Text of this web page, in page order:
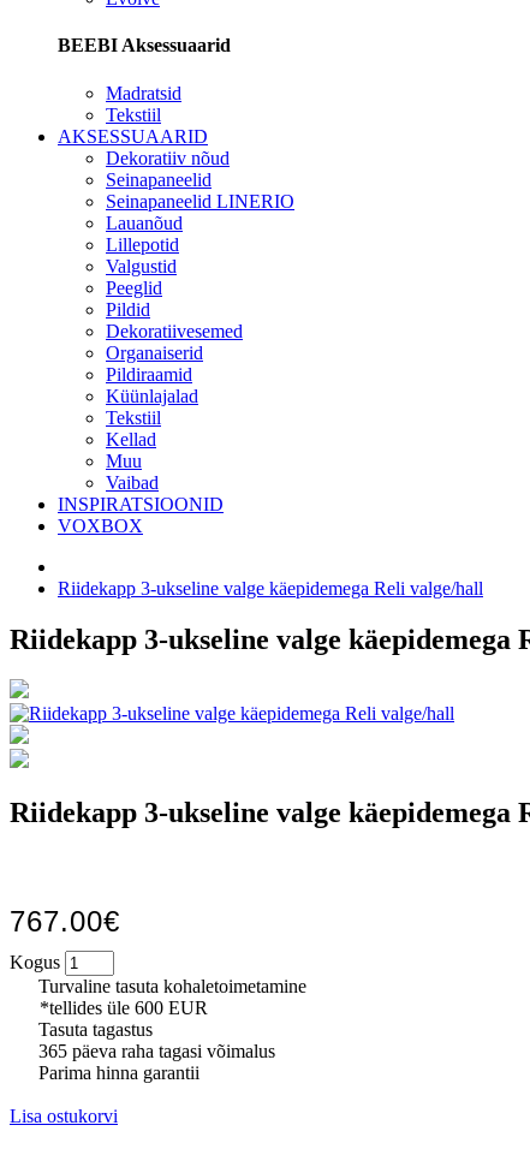
BEEBI Aksessuaarid
Madratsid
Tekstiil
AKSESSUAARID
Dekoratiiv nõud
Seinapaneelid
Seinapaneelid LINERIO
Lauanõud
Lillepotid
Valgustid
Peeglid
Pildid
Dekoratiivesemed
Organaiserid
Pildiraamid
Küünlajalad
Tekstiil
Kellad
Muu
Vaibad
INSPIRATSIOONID
VOXBOX
Riidekapp 3-ukseline valge käepidemega Reli valge/hall
Riidekapp 3-ukseline valge käepidemega
Riidekapp 3-ukseline valge käepidemega
767.00€
Kogus
Turvaline tasuta kohaletoimetamine
*tellides üle 600 EUR
Tasuta tagastus
365 päeva raha tagasi võimalus
Parima hinna garantii
Lisa ostukorvi